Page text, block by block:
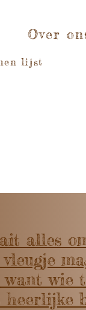
Over
lijst
alles
wie